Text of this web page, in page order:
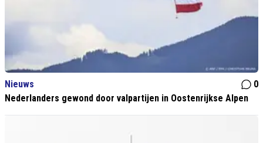
Nieuws
0
Nederlanders gewond door valpartijen in Oostenrijkse Alpen